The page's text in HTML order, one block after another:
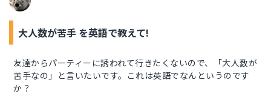
大人数が苦手 を英語で教えて!
友達からパーティーに誘われて行きたくないので、「大人数が
苦手なの」と言いたいです。これは英語でなんというのです
か？